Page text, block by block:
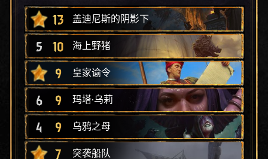
13 盖迪尼斯的阴影下
5 10 海上野猪
9 皇家谕令
6 9 玛塔·乌莉
4 9 乌鸦之母
7 突袭船队